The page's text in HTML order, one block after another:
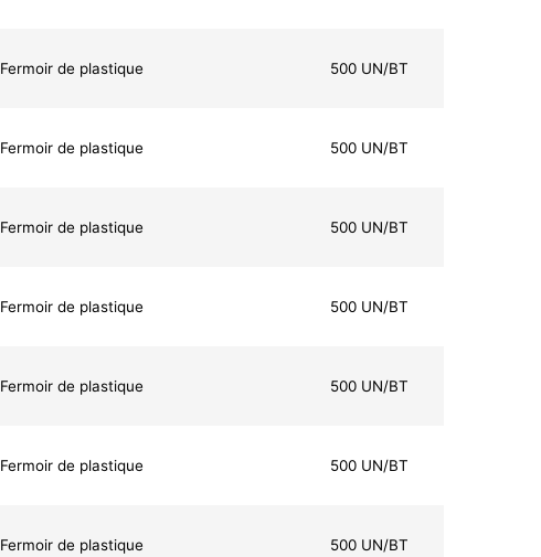
Fermoir de plastique 500 UN/BT
Fermoir de plastique 500 UN/BT
Fermoir de plastique 500 UN/BT
Fermoir de plastique 500 UN/BT
Fermoir de plastique 500 UN/BT
Fermoir de plastique 500 UN/BT
Fermoir de plastique 500 UN/BT